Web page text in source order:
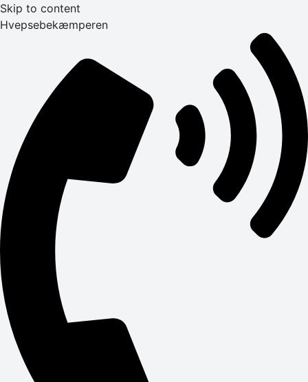
Skip to content
Hvepsebekæmperen